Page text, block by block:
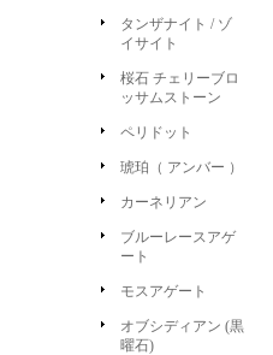
タンザナイト / ゾ
イサイト
桜石 チェリーブロ
ッサムストーン
ペリドット
琥珀（ アンバー ）
カーネリアン
ブルーレースアゲ
ート
モスアゲート
オブシディアン (黒
曜石)